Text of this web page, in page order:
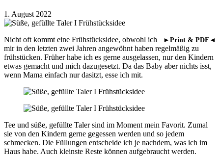
1. August 2022
►Print & PDF◄
Nicht oft kommt eine Frühstücksidee, obwohl ich
mir in den letzten zwei Jahren angewöhnt haben regelmäßig zu
frühstücken. Früher habe ich es gerne ausgelassen, nur den Kindern
etwas gemacht und mich dazugesetzt. Da das Baby aber nichts isst,
wenn Mama einfach nur dasitzt, esse ich mit.
Tee und süße, gefüllte Taler sind im Moment mein Favorit. Zumal
sie von den Kindern gerne gegessen werden und so jedem
schmecken. Die Füllungen entscheide ich je nachdem, was ich im
Haus habe. Auch kleinste Reste können aufgebraucht werden.